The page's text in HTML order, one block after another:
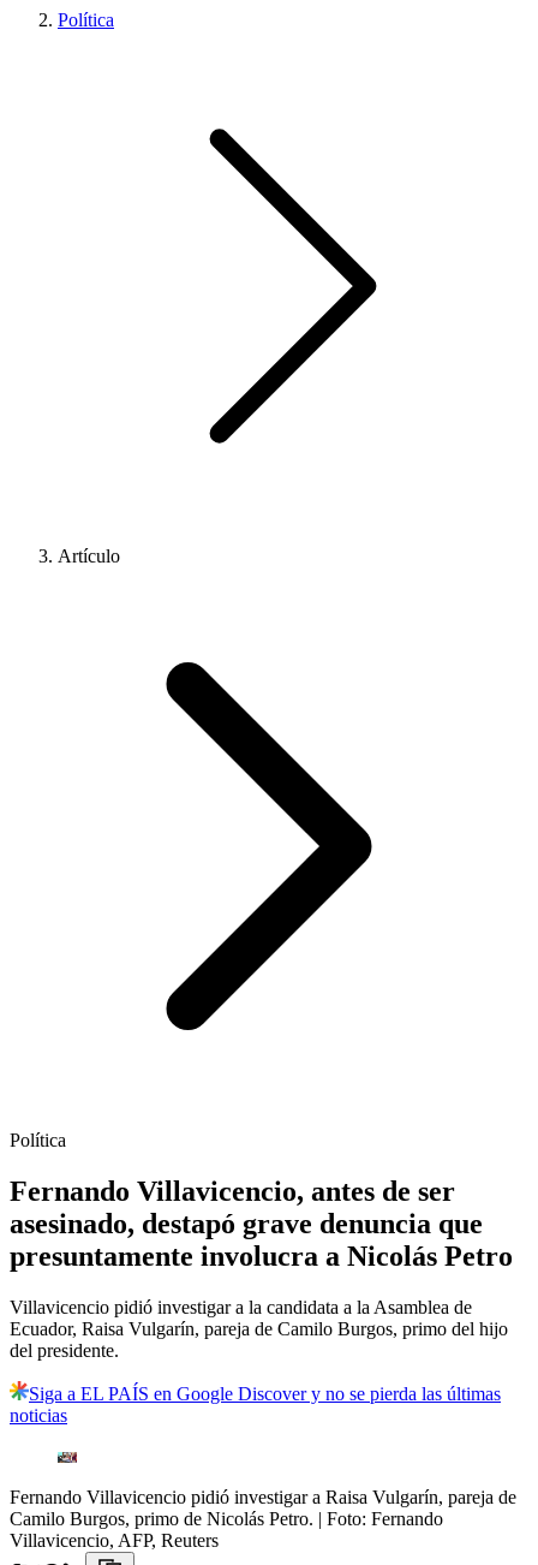
Política
Artículo
Política
Fernando Villavicencio, antes de ser
asesinado, destapó grave denuncia que
presuntamente involucra a Nicolás Petro
Villavicencio pidió investigar a la candidata a la Asamblea de
Ecuador, Raisa Vulgarín, pareja de Camilo Burgos, primo del hijo
del presidente.
Siga a EL PAÍS en Google Discover y no se pierda las últimas
noticias
Fernando Villavicencio pidió investigar a Raisa Vulgarín, pareja de
Camilo Burgos, primo de Nicolás Petro. | Foto: Fernando
Villavicencio, AFP, Reuters